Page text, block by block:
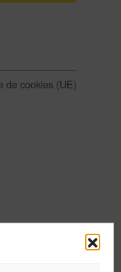
de cookies (UE)